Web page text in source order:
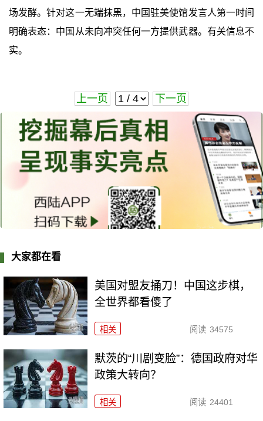
场发酵。针对这一无端抹黑，中国驻美使馆发言人第一时间
明确表态：中国从未向冲突任何一方提供武器。有关信息不
实。
上一页 下一页
大家都在看
美国对盟友捅刀！中国这步棋，
全世界都看傻了
相关 阅读 34575
默茨的“川剧变脸”：德国政府对华
政策大转向？
相关 阅读 24401